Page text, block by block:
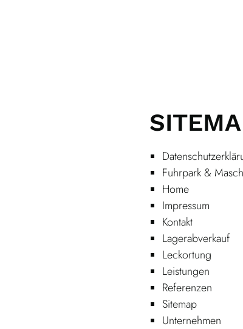
Fuhrpark &
Home
Impressum
Kontakt
Lagerabverkauf
Leckortung
Leistungen
Referenzen
Sitemap
Unternehmen